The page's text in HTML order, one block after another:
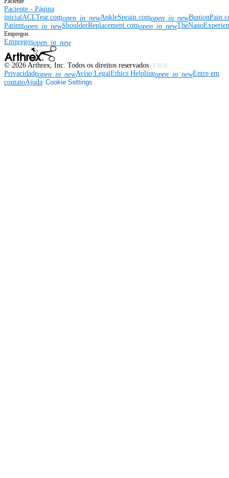
Paciente - Página
inicialACLTear.comopen_in_newAnkleSprain.comopen_in_new
Patientopen_in_newShoulderReplacement.comopen_in_new
Empregos
Empregosopen_in_new
© 2026 Arthrex, Inc. Todos os direitos reservadosv3.56.0
Privacidadeopen_in_newAviso LegalEthics Helplineopen_in_newEntre em
contatoAjuda Cookie Settings